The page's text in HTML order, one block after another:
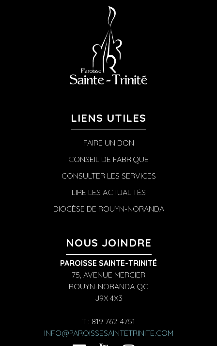
LIENS UTILES
FAIRE UN DON
CONSEIL DE FABRIQUE
CONSULTER LES SERVICES
LIRE LES ACTUALITÉS
DIOCÈSE DE ROUYN-NORANDA
NOUS JOINDRE
PAROISSE SAINTE-TRINITÉ
75, AVENUE MERCIER
ROUYN-NORANDA QC
J9X 4X3
T : 819 762-4751
INFO@PAROISSESAINTETRINITE.COM